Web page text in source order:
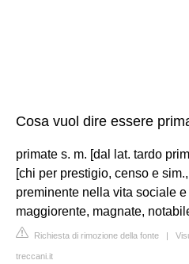
Cosa vuol dire essere
primate s. m. [dal lat. tardo
[chi per prestigio, censo e
preminente nella vita sociale
maggiorente, magnate,
Richiesta di rimozione della fonte |
treccani.it